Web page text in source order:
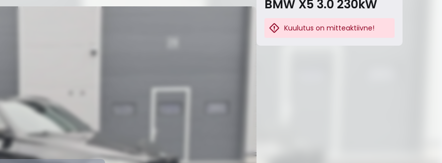
BMW X5 3.0 230kW
Kuulutus on mitteaktiivne!